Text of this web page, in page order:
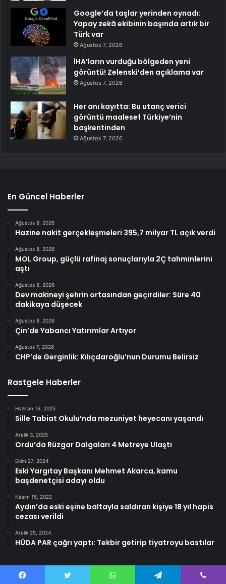
Google’da taşlar yerinden oynadı:
Yapay zekâ ekibinin başında artık bir
Türk var
Ağustos 7, 2026
İHA’ların vurduğu bölgeden yeni
görüntü! Zelenski’den açıklama var
Ağustos 7, 2026
Her anı kayıtta: Bu utanç verici
görüntü maalesef Türkiye’nin
başkentinden
Ağustos 7, 2026
En Güncel Haberler
Ağustos 8, 2026
Hazine nakit gerçekleşmeleri 395,7 milyar TL açık verdi
Ağustos 8, 2026
MOL Group, güçlü rafinaj sonuçlarıyla 2Ç tahminlerini
aştı
Ağustos 8, 2026
Dev makineyi şehrin ortasından geçirdiler: Süre 40
dakikaya düşecek
Ağustos 8, 2026
Çin’de Yabancı Yatırımlar Artıyor
Ağustos 7, 2026
CHP’de Gerginlik: Kılıçdaroğlu’nun Durumu Belirsiz
Rastgele Haberler
Haziran 16, 2025
Sille Tabiat Okulu’nda mezuniyet heyecanı yaşandı
Aralık 3, 2025
Ordu’da Rüzgar Dalgaları 4 Metreye Ulaştı
Ekim 27, 2024
Eski Yargıtay Başkanı Mehmet Akarca, kamu
başdenetçisi adayı oldu
Kasım 15, 2022
Aydın’da eski eşine baltayla saldıran kişiye 18 yıl hapis
cezası verildi
Aralık 25, 2024
HÜDA PAR çağrı yaptı: Tekbir getirip tiyatroyu bastılar